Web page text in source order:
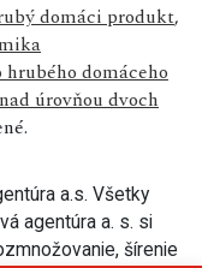
domáci produkt,
domáceho
úrovňou dvoch
a.s. Všetky
agentúra a. s. si
šírenie